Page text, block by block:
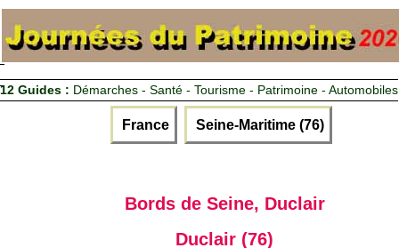
12 Guides : Démarches - Santé - Tourisme - Patrimoine - Automobiles
France Seine-Maritime (76)
Bords de Seine, Duclair
Duclair (76)